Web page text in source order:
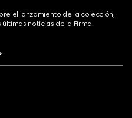
el lanzamiento de la colección,
noticias de la Firma.